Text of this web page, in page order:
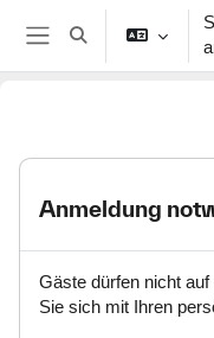
Zum Hauptinhalt
Website-Übersicht
Sucheingabe
Anmeldung
Gäste dürfen nicht
Sie sich mit Ihren